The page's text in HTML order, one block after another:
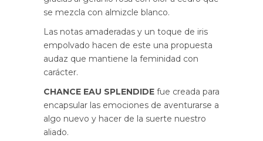
se mezcla con almizcle blanco.
Las notas amaderadas y un toque de iris
empolvado hacen de este una propuesta
audaz que mantiene la feminidad con
carácter.
CHANCE EAU SPLENDIDE fue creada para
encapsular las emociones de aventurarse a
algo nuevo y hacer de la suerte nuestro
aliado.